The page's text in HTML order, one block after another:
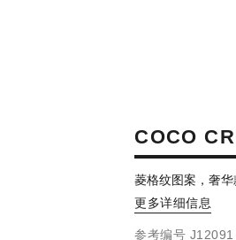
COCO
菱格纹图案，奢
更多详细信息
参考编号 J12091